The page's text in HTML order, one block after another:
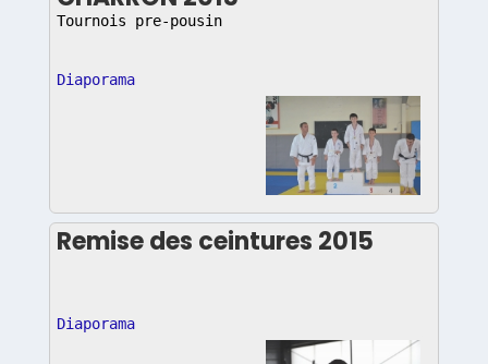
Tournois pre-pousin
Diaporama
Remise des ceintures 2015
Diaporama